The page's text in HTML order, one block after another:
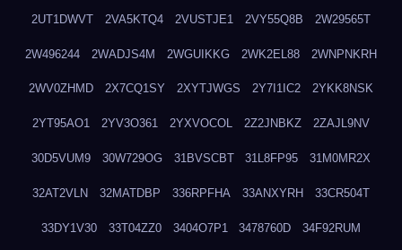
2UT1DWVT 2VA5KTQ4 2VUSTJE1 2VY55Q8B 2W29565T
2W496244 2WADJS4M 2WGUIKKG 2WK2EL88 2WNPNKRH
2WV0ZHMD 2X7CQ1SY 2XYTJWGS 2Y7I1IC2 2YKK8NSK
2YT95AO1 2YV3O361 2YXVOCOL 2Z2JNBKZ 2ZAJL9NV
30D5VUM9 30W729OG 31BVSCBT 31L8FP95 31M0MR2X
32AT2VLN 32MATDBP 336RPFHA 33ANXYRH 33CR504T
33DY1V30 33T04ZZ0 3404O7P1 3478760D 34F92RUM